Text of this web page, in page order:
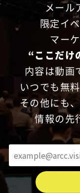
メール
限定イ
マー
“ここだけ
内容は動画
いつでも無
その他にも
情報の先